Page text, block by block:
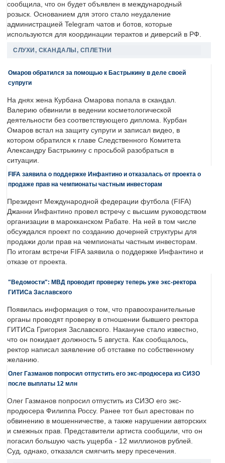
сообщила, что он будет объявлен в международный
розыск. Основанием для этого стало неудаление
администрацией Telegram чатов и ботов, которые
используются для координации терактов и диверсий в РФ.
СЛУХИ, СКАНДАЛЫ, СПЛЕТНИ
Омаров обратился за помощью к Бастрыкину в деле своей
супруги
На днях жена Курбана Омарова попала в скандал.
Валерию обвинили в ведении косметологической
деятельности без соответствующего диплома. Курбан
Омаров встал на защиту супруги и записал видео, в
котором обратился к главе Следственного Комитета
Александру Бастрыкину с просьбой разобраться в
ситуации.
FIFA заявила о поддержке Инфантино и отказалась от проекта о
продаже прав на чемпионаты частным инвесторам
Президент Международной федерации футбола (FIFA)
Джанни Инфантино провел встречу с высшим руководством
организации в марокканском Рабате. На ней в том числе
обсуждался проект по созданию дочерней структуры для
продажи доли прав на чемпионаты частным инвесторам.
По итогам встречи FIFA заявила о поддержке Инфантино и
отказе от проекта.
"Ведомости": МВД проводит проверку теперь уже экс-ректора
ГИТИСа Заславского
Появилась информация о том, что правоохранительные
органы проводят проверку в отношении бывшего ректора
ГИТИСа Григория Заславского. Накануне стало известно,
что он покидает должность 5 августа. Как сообщалось,
ректор написал заявление об отставке по собственному
желанию.
Олег Газманов попросил отпустить его экс-продюсера из СИЗО
после выплаты 12 млн
Олег Газманов попросил отпустить из СИЗО его экс-
продюсера Филиппа Россу. Ранее тот был арестован по
обвинению в мошенничестве, а также нарушении авторских
и смежных прав. Представители артиста сообщили, что он
погасил большую часть ущерба - 12 миллионов рублей.
Суд, однако, отказался смягчить меру пресечения.